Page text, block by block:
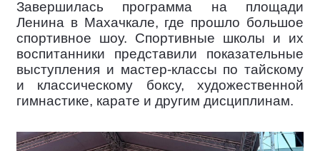
Завершилась программа на площади
Ленина в Махачкале, где прошло большое
спортивное шоу. Спортивные школы и их
воспитанники представили показательные
выступления и мастер-классы по тайскому
и классическому боксу, художественной
гимнастике, карате и другим дисциплинам.